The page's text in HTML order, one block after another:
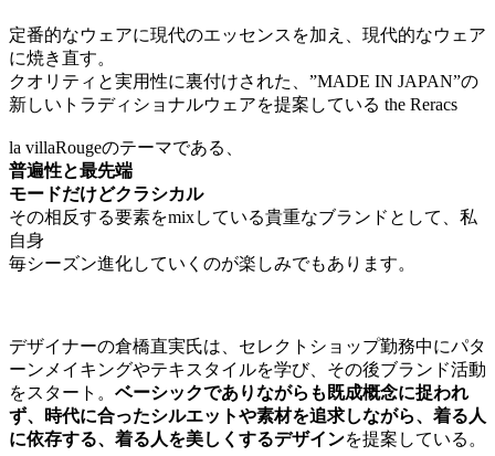
定番的なウェアに現代のエッセンスを加え、現代的なウェア
に焼き直す。
クオリティと実用性に裏付けされた、”MADE IN JAPAN”の
新しいトラディショナルウェアを提案している the Reracs
la villaRougeのテーマである、
普遍性と最先端
モードだけどクラシカル
その相反する要素をmixしている貴重なブランドとして、私
自身
毎シーズン進化していくのが楽しみでもあります。
デザイナーの倉橋直実氏は、セレクトショップ勤務中にパタ
ーンメイキングやテキスタイルを学び、その後ブランド活動
をスタート。 ベーシックでありながらも既成概念に捉われ
ず、時代に合ったシルエットや素材を追求しながら、着る人
に依存する、着る人を美しくするデザインを提案している。